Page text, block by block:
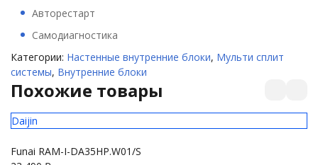
Авторестарт
Самодиагностика
Категории: Настенные внутренние блоки, Мульти сплит
системы, Внутренние блоки
Похожие товары
Daijin
Funai RAM-I-DA35HP.W01/S